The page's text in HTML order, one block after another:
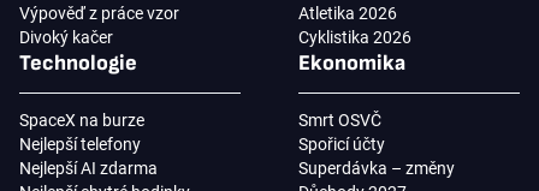
Výpověď z práce vzor
Divoký kačer
Atletika 2026
Cyklistika 2026
Technologie
SpaceX na burze
Nejlepší telefony
Nejlepší AI zdarma
Ekonomika
Smrt OSVČ
Spořicí účty
Superdávka – změny